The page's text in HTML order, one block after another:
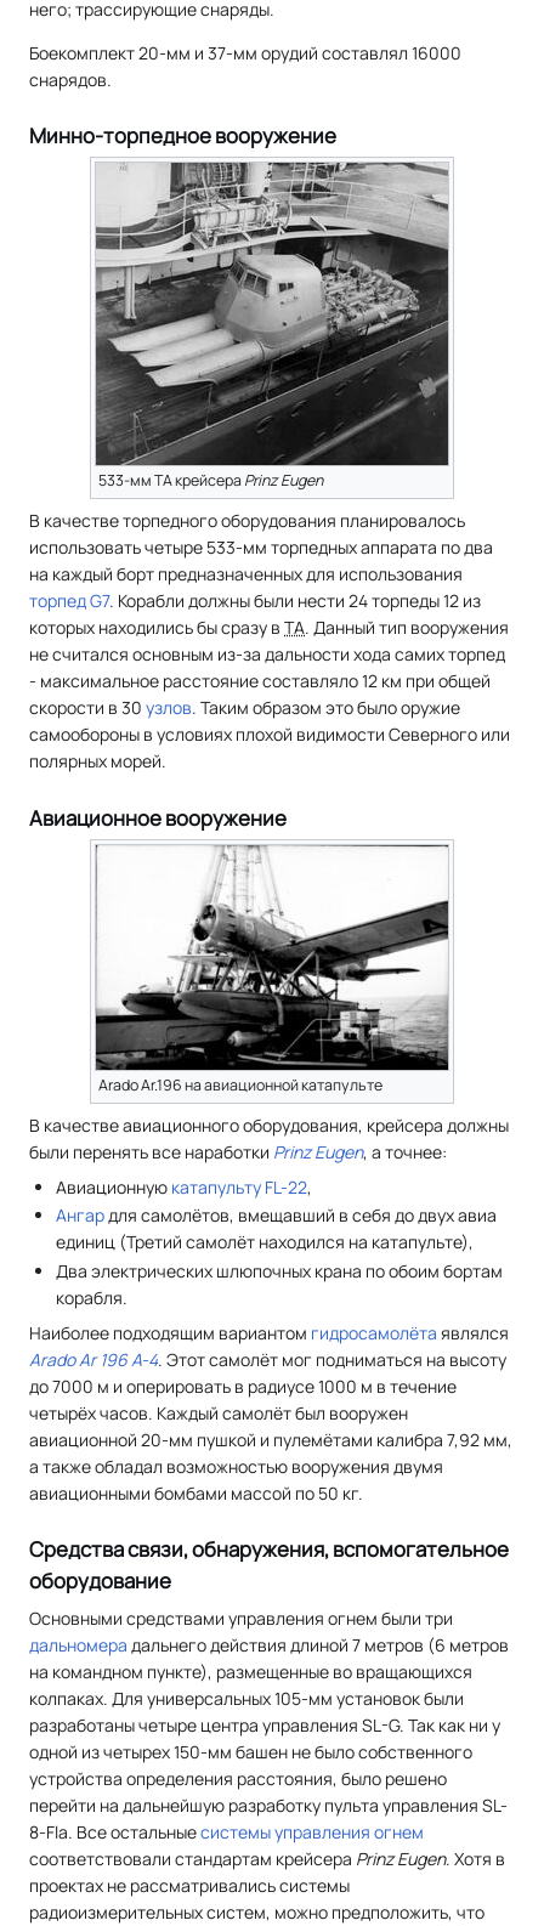
него; трассирующие снаряды.
Боекомплект 20-мм и 37-мм орудий составлял 16000
снарядов.
Минно-торпедное вооружение
533-мм ТА крейсераPrinz Eugen
В качестве торпедного оборудования планировалось
использовать четыре 533-мм торпедных аппарата по два
на каждый борт предназначенных для использования
торпед G7. Корабли должны были нести 24 торпеды 12 из
которых находились бы сразу в ТА. Данный тип вооружения
не считался основным из-за дальности хода самих торпед
- максимальное расстояние составляло 12 км при общей
скорости в 30 узлов. Таким образом это было оружие
самообороны в условиях плохой видимости Северного или
полярных морей.
Авиационное вооружение
Arado Ar.196 на авиационной катапульте
В качестве авиационного оборудования, крейсера должны
были перенять все наработки Prinz Eugen, а точнее:
Авиационную катапульту FL-22,
Ангардля самолётов, вмещавший в себя до двух авиа
единиц (Третий самолёт находился на катапульте),
Два электрических шлюпочных крана по обоим бортам
корабля.
Наиболее подходящим вариантом гидросамолёта являлся
Arado Ar 196 A-4. Этот самолёт мог подниматься на высоту
до 7000 м и оперировать в радиусе 1000 м в течение
четырёх часов. Каждый самолёт был вооружен
авиационной 20-мм пушкой и пулемётами калибра 7,92 мм,
а также обладал возможностью вооружения двумя
авиационными бомбами массой по 50 кг.
Средства связи, обнаружения, вспомогательное
оборудование
Основными средствами управления огнем были три
дальномера дальнего действия длиной 7 метров (6 метров
на командном пункте), размещенные во вращающихся
колпаках. Для универсальных 105-мм установок были
разработаны четыре центра управления SL-G. Так как ни у
одной из четырех 150-мм башен не было собственного
устройства определения расстояния, было решено
перейти на дальнейшую разработку пульта управления SL-
8-Fla. Все остальныесистемы управления огнем
соответствовали стандартам крейсера Prinz Eugen. Хотя в
проектах не рассматривались системы
радиоизмерительных систем, можно предположить, что